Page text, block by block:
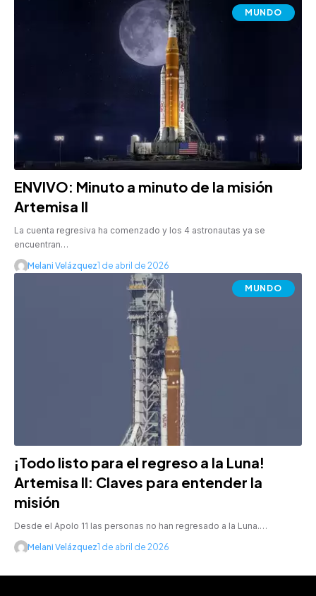
MUNDO
ENVIVO: Minuto a minuto de la misión
Artemisa II
La cuenta regresiva ha comenzado y los 4 astronautas ya se
encuentran…
Melani Velázquez1 de abril de 2026
MUNDO
¡Todo listo para el regreso a la Luna!
Artemisa II: Claves para entender la
misión
Desde el Apolo 11 las personas no han regresado a la Luna.…
Melani Velázquez1 de abril de 2026